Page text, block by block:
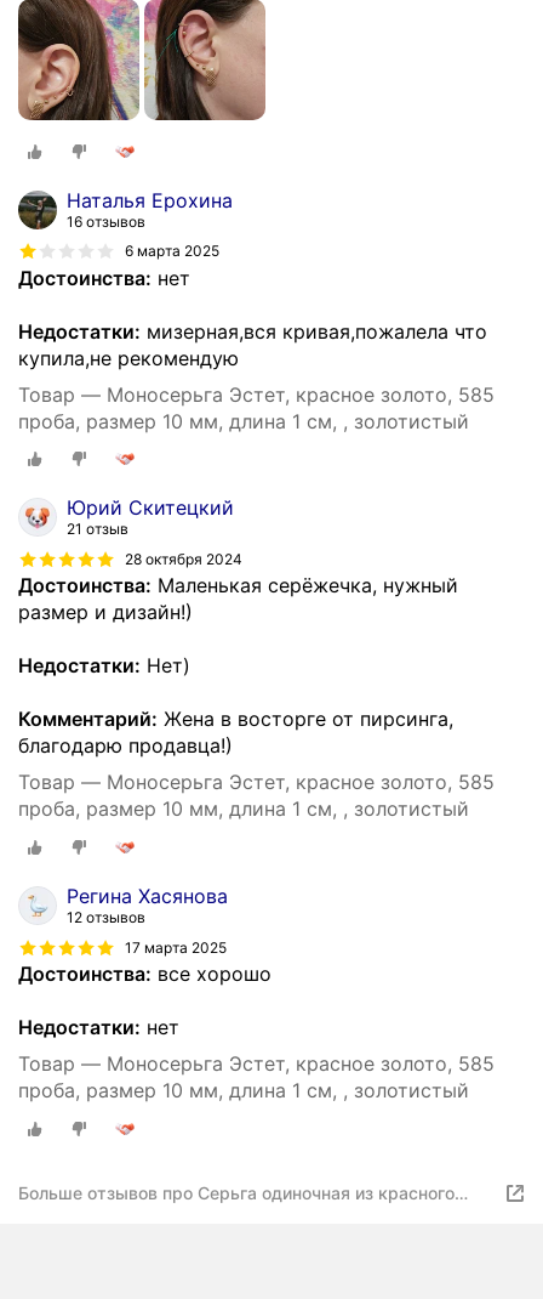
Наталья Ерохина
16 отзывов
6 марта 2025
Достоинства: нет
Недостатки: мизерная,вся кривая,пожалела что
купила,не рекомендую
Товар — Моносерьга Эстет, красное золото, 585
проба, размер 10 мм, длина 1 см, , золотистый
Юрий Скитецкий
21 отзыв
28 октября 2024
Достоинства: Маленькая серёжечка, нужный
размер и дизайн!)
Недостатки: Нет)
Комментарий: Жена в восторге от пирсинга,
благодарю продавца!)
Товар — Моносерьга Эстет, красное золото, 585
проба, размер 10 мм, длина 1 см, , золотистый
Регина Хасянова
12 отзывов
17 марта 2025
Достоинства: все хорошо
Недостатки: нет
Товар — Моносерьга Эстет, красное золото, 585
проба, размер 10 мм, длина 1 см, , золотистый
Больше отзывов про Серьга одиночная из красного